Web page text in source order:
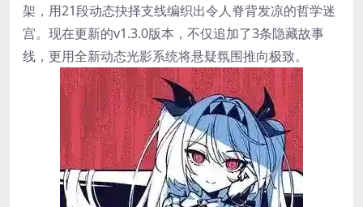
架，用21段动态抉择支线编织出令人脊背发凉的哲学迷
宫。现在更新的v1.3.0版本，不仅追加了3条隐藏故事
线，更用全新动态光影系统将悬疑氛围推向极致。